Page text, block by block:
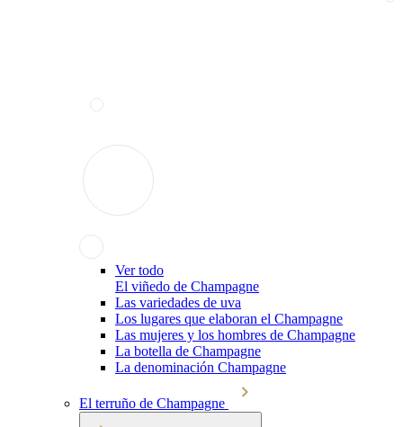
Ver todo
El viñedo de Champagne
Las variedades de uva
Los lugares que elaboran el Champagne
Las mujeres y los hombres de Champagne
La botella de Champagne
La denominación Champagne
El terruño de Champagne